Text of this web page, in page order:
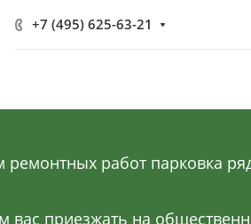
+7 (495) 625-63-21
ремонтных работ парковка
приезжать на